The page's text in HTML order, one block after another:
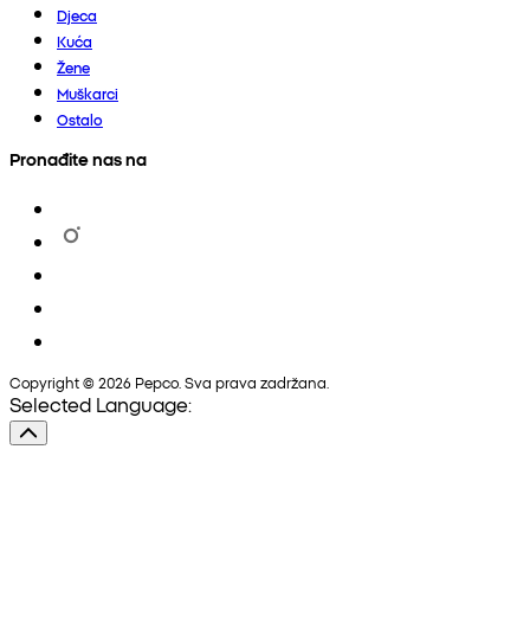
Djeca
Kuća
Žene
Muškarci
Ostalo
Pronađite nas na
Copyright © 2026 Pepco. Sva prava zadržana.
Selected Language: